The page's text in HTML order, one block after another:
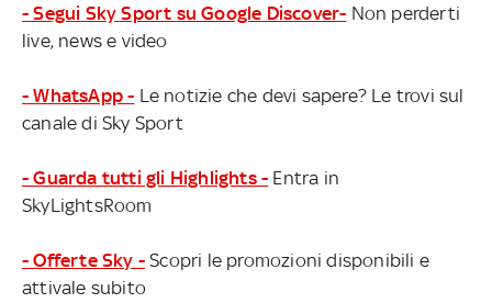
- Segui Sky Sport su Google Discover- Non perderti
live, news e video
- WhatsApp - Le notizie che devi sapere? Le trovi sul
canale di Sky Sport
- Guarda tutti gli Highlights - Entra in
SkyLightsRoom
- Offerte Sky - Scopri le promozioni disponibili e
attivale subito